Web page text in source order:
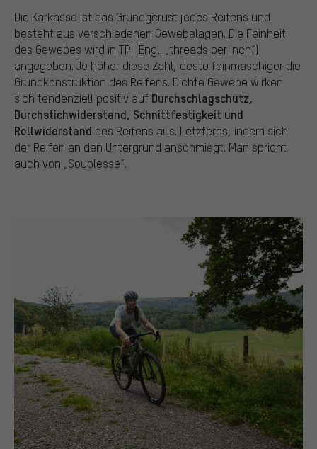
Die Karkasse ist das Grundgerüst jedes Reifens und
besteht aus verschiedenen Gewebelagen. Die Feinheit
des Gewebes wird in TPI (Engl. „threads per inch“)
angegeben. Je höher diese Zahl, desto feinmaschiger die
Grundkonstruktion des Reifens. Dichte Gewebe wirken
sich tendenziell positiv auf Durchschlagschutz,
Durchstichwiderstand, Schnittfestigkeit und
Rollwiderstand des Reifens aus. Letzteres, indem sich
der Reifen an den Untergrund anschmiegt. Man spricht
auch von „Souplesse“.